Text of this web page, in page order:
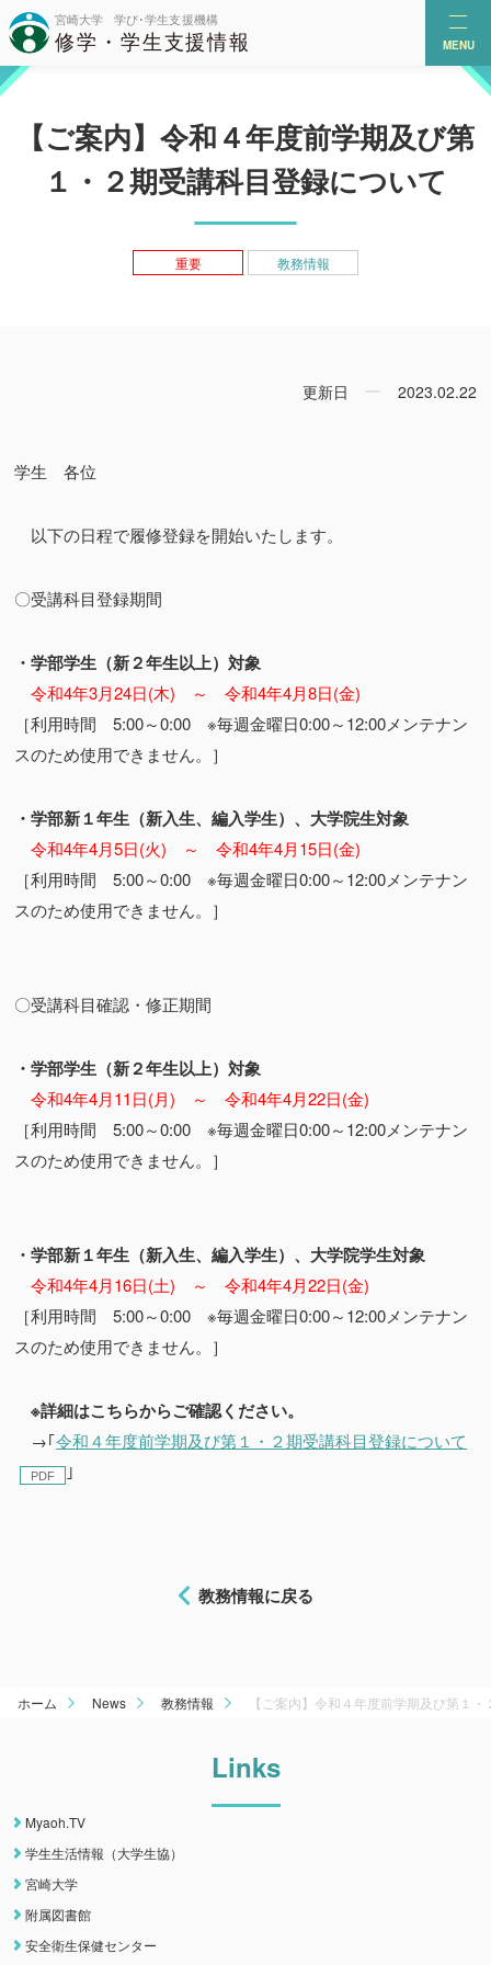
MENU
【ご案内】令和４年度前学期及び第
１・２期受講科目登録について
重要 教務情報
更新日 2023.02.22
学生 各位
以下の日程で履修登録を開始いたします。
〇受講科目登録期間
・学部学生（新２年生以上）対象
令和4年3月24日(木) ～ 令和4年4月8日(金)
［利用時間 5:00～0:00 ※毎週金曜日0:00～12:00メンテナン
スのため使用できません。］
・学部新１年生（新入生、編入学生）、大学院生対象
令和4年4月5日(火) ～ 令和4年4月15日(金)
［利用時間 5:00～0:00 ※毎週金曜日0:00～12:00メンテナン
スのため使用できません。］
〇受講科目確認・修正期間
・学部学生（新２年生以上）対象
令和4年4月11日(月) ～ 令和4年4月22日(金)
［利用時間 5:00～0:00 ※毎週金曜日0:00～12:00メンテナン
スのため使用できません。］
・学部新１年生（新入生、編入学生）、大学院学生対象
令和4年4月16日(土) ～ 令和4年4月22日(金)
［利用時間 5:00～0:00 ※毎週金曜日0:00～12:00メンテナン
スのため使用できません。］
※詳細はこちらからご確認ください。
→｢令和４年度前学期及び第１・２期受講科目登録について
｣
教務情報に戻る
ホーム News 教務情報 【ご案内】令和４年度前学期及び第１
Links
Myaoh.TV
学生生活情報（大学生協）
宮崎大学
附属図書館
安全衛生保健センター